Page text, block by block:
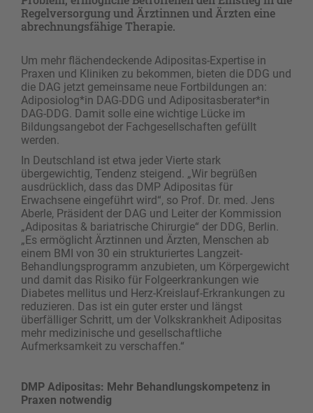
Regelversorgung und Ärztinnen und Ärzten eine
abrechnungsfähige Therapie.
Um mehr flächendeckende Adipositas-Expertise in
Praxen und Kliniken zu bekommen, bieten die DDG und
die DAG jetzt gemeinsame neue Fortbildungen an:
Adiposiolog*in DAG-DDG und Adipositasberater*in
DAG-DDG. Damit solle eine wichtige Lücke im
Bildungsangebot der Fachgesellschaften gefüllt
werden.
In Deutschland ist etwa jeder Vierte stark
übergewichtig, Tendenz steigend. „Wir begrüßen
ausdrücklich, dass das DMP Adipositas für
Erwachsene eingeführt wird“, so Prof. Dr. med. Jens
Aberle, Präsident der DAG und Leiter der Kommission
„Adipositas & bariatrische Chirurgie“ der DDG, Berlin.
„Es ermöglicht Ärztinnen und Ärzten, Menschen ab
einem BMI von 30 ein strukturiertes Langzeit-
Behandlungsprogramm anzubieten, um Körpergewicht
und damit das Risiko für Folgeerkrankungen wie
Diabetes mellitus und Herz-Kreislauf-Erkrankungen zu
reduzieren. Das ist ein guter erster und längst
überfälliger Schritt, um der Volkskrankheit Adipositas
mehr medizinische und gesellschaftliche
Aufmerksamkeit zu verschaffen.“
DMP Adipositas: Mehr Behandlungskompetenz in
Praxen notwendig